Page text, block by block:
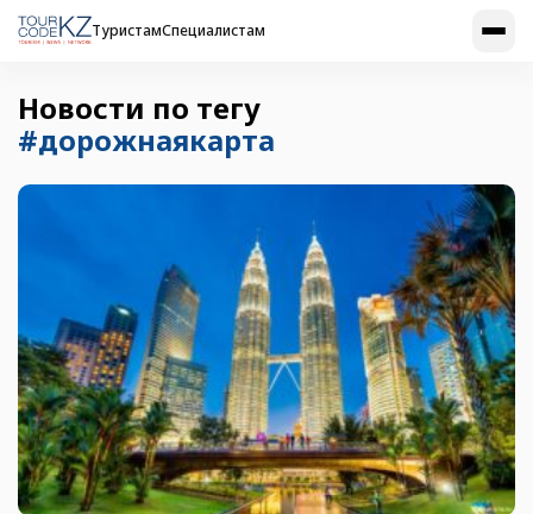
ТуристамСпециалистам
Новости по тегу
#дорожнаякарта